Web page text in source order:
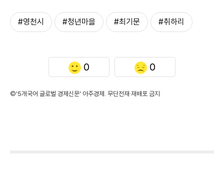
#영천시 #청년마을 #최기문 #취하리
0 0
©'5개국어 글로벌 경제신문' 아주경제. 무단전재·재배포 금지